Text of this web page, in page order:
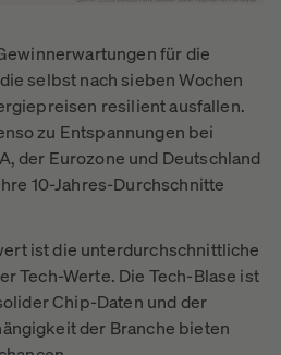
für die
selbst nach sieben Wochen
resilient ausfallen.
zu Entspannungen bei
der Eurozone und Deutschland
10-Jahres-Durchschnitte
ist die unterdurchschnittliche
Tech-Werte. Die Tech-Blase ist
Chip-Daten und der
der Branche bieten